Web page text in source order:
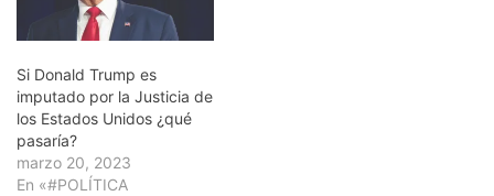
Si Donald Trump es
imputado por la Justicia de
los Estados Unidos ¿qué
pasaría?
marzo 20, 2023
En «#POLÍTICA